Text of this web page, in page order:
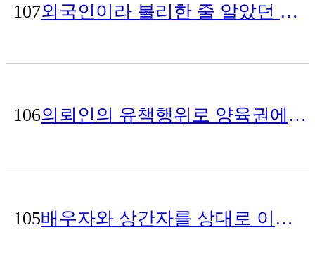
107 외국인이라 불리한 줄 알았던 이혼소송, 신세계로에서 원하는 결과를 얻게된 사건
106 의뢰인의 유책행위로 양육권에 불리한 입장이었지만 양육자로 지정된 사례
105 배우자와 상간자를 상대로 이혼및 위자료 소송에서 위자료 3천만원과 재산분할 50% 인정받은 사건